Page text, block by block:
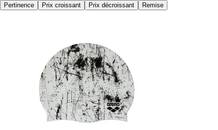
Pertinence
Prix croissant Prix décroissant Remise